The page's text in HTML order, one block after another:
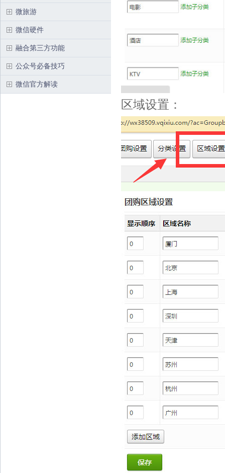
微旅游
微信硬件
融合第三方功能
公众号必备技巧
微信官方解读
区域设置：